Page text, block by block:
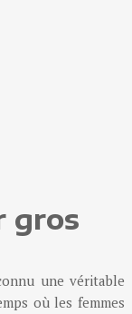
gros
une véritable
où les femmes